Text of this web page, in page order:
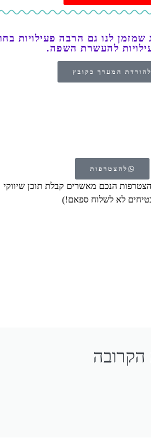
לנו גם הרבה פעילויות
להעשרת השפה.
להורדת המערך כקובץ
להצטרפות
הנכם מאשרים קבלת תוכן שיווקי
לא לשלוח ספאם!)